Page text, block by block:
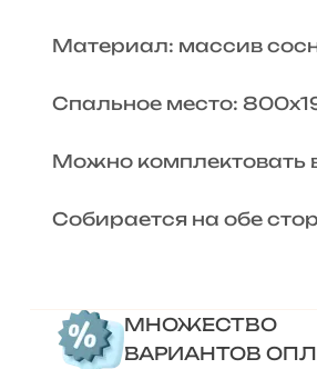
Материал: массив
Спальное место:
Можно комплектовать
Собирается на обе
МНОЖЕСТВО
ВАРИАНТОВ